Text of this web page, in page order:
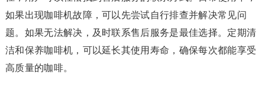
如果出现咖啡机故障，可以先尝试自行排查并解决常见问
题。如果无法解决，及时联系售后服务是最佳选择。定期清
洁和保养咖啡机，可以延长其使用寿命，确保每次都能享受
高质量的咖啡。